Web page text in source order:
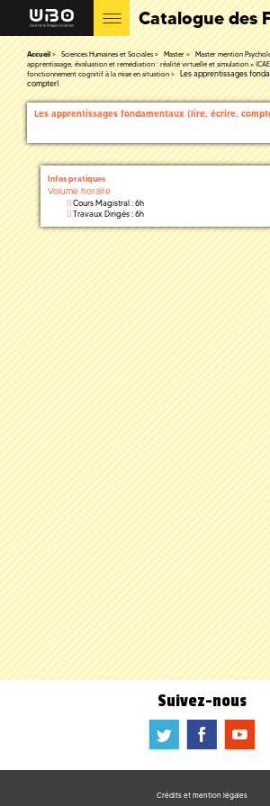
Catalogue des
Accueil Sciences Humaines et Sociales Master Master mention
apprentissage, évaluation et remédiation : réalité virtuelle et simulation »
fonctionnement cognitif à la mise en situation
Les apprentissages
compter)
Les apprentissages fondamentaux (lire, écrire,
Infos pratiques
Volume horaire
Cours Magistral : 6h
Travaux Dirigés : 6h
Suivez-nous
a b f
Crédits et mention légales